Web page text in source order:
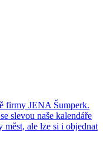
firmy JENA Šumperk.
slevou naše kalendáře
měst, ale lze si i objednat